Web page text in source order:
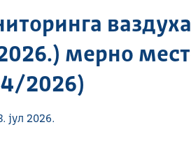
мерно
2026)
јул 2026.